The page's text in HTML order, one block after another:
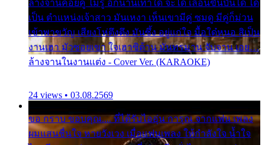
ล้างจานคอยคู่ ไม่รู้ อีกนานเท่าใด จะได้ เลื่อนขั้นบันได ได้
เป็น ตำแหน่งเจ้าสาว มันเหงา เห็นเขามีคู่ ซมดู มีคู่ก็ม่วน
เข้าพาขวัญ เสียงโห่ตึงตึง มันซึ้ง อยู่แก่ใจ มื้อใด๋หนอ สิเป็น
งานเฮา มัวซอยเขา ใจเฮาซิด้าน มันทรมาน จับจาน เอย…
ล้างจานในงานแต่ง - Cover Ver. (KARAOKE)
24 views • 03.08.2569
ขอ กราบ ขอบคุณ.... ที่ได้รับไออุ่น การุณ จากแฟน เพลง
ผมแสนชื่นใจ หายวังเวง เมื่อแฟนเพลง ให้กำลังใจ น้ำใจ